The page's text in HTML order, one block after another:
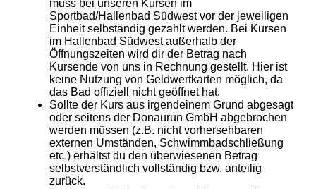
muss bei unseren Kursen im
Sportbad/Hallenbad Südwest vor der jeweiligen
Einheit selbständig gezahlt werden. Bei Kursen
im Hallenbad Südwest außerhalb der
Öffnungszeiten wird dir der Betrag nach
Kursende von uns in Rechnung gestellt. Hier ist
keine Nutzung von Geldwertkarten möglich, da
das Bad offiziell nicht geöffnet hat.
Sollte der Kurs aus irgendeinem Grund abgesagt
oder seitens der Donaurun GmbH abgebrochen
werden müssen (z.B. nicht vorhersehbaren
externen Umständen, Schwimmbadschließung
etc.) erhältst du den überwiesenen Betrag
selbstverständlich vollständig bzw. anteilig
zurück.